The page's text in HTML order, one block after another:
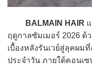
BALMAIN HAIR
ฤดูกาลซัมเมอร์ 2026 ด้
เบื้องหลังรันเวย์สู่ลุคผม
ประจำวัน ภายใต้คอนเซ